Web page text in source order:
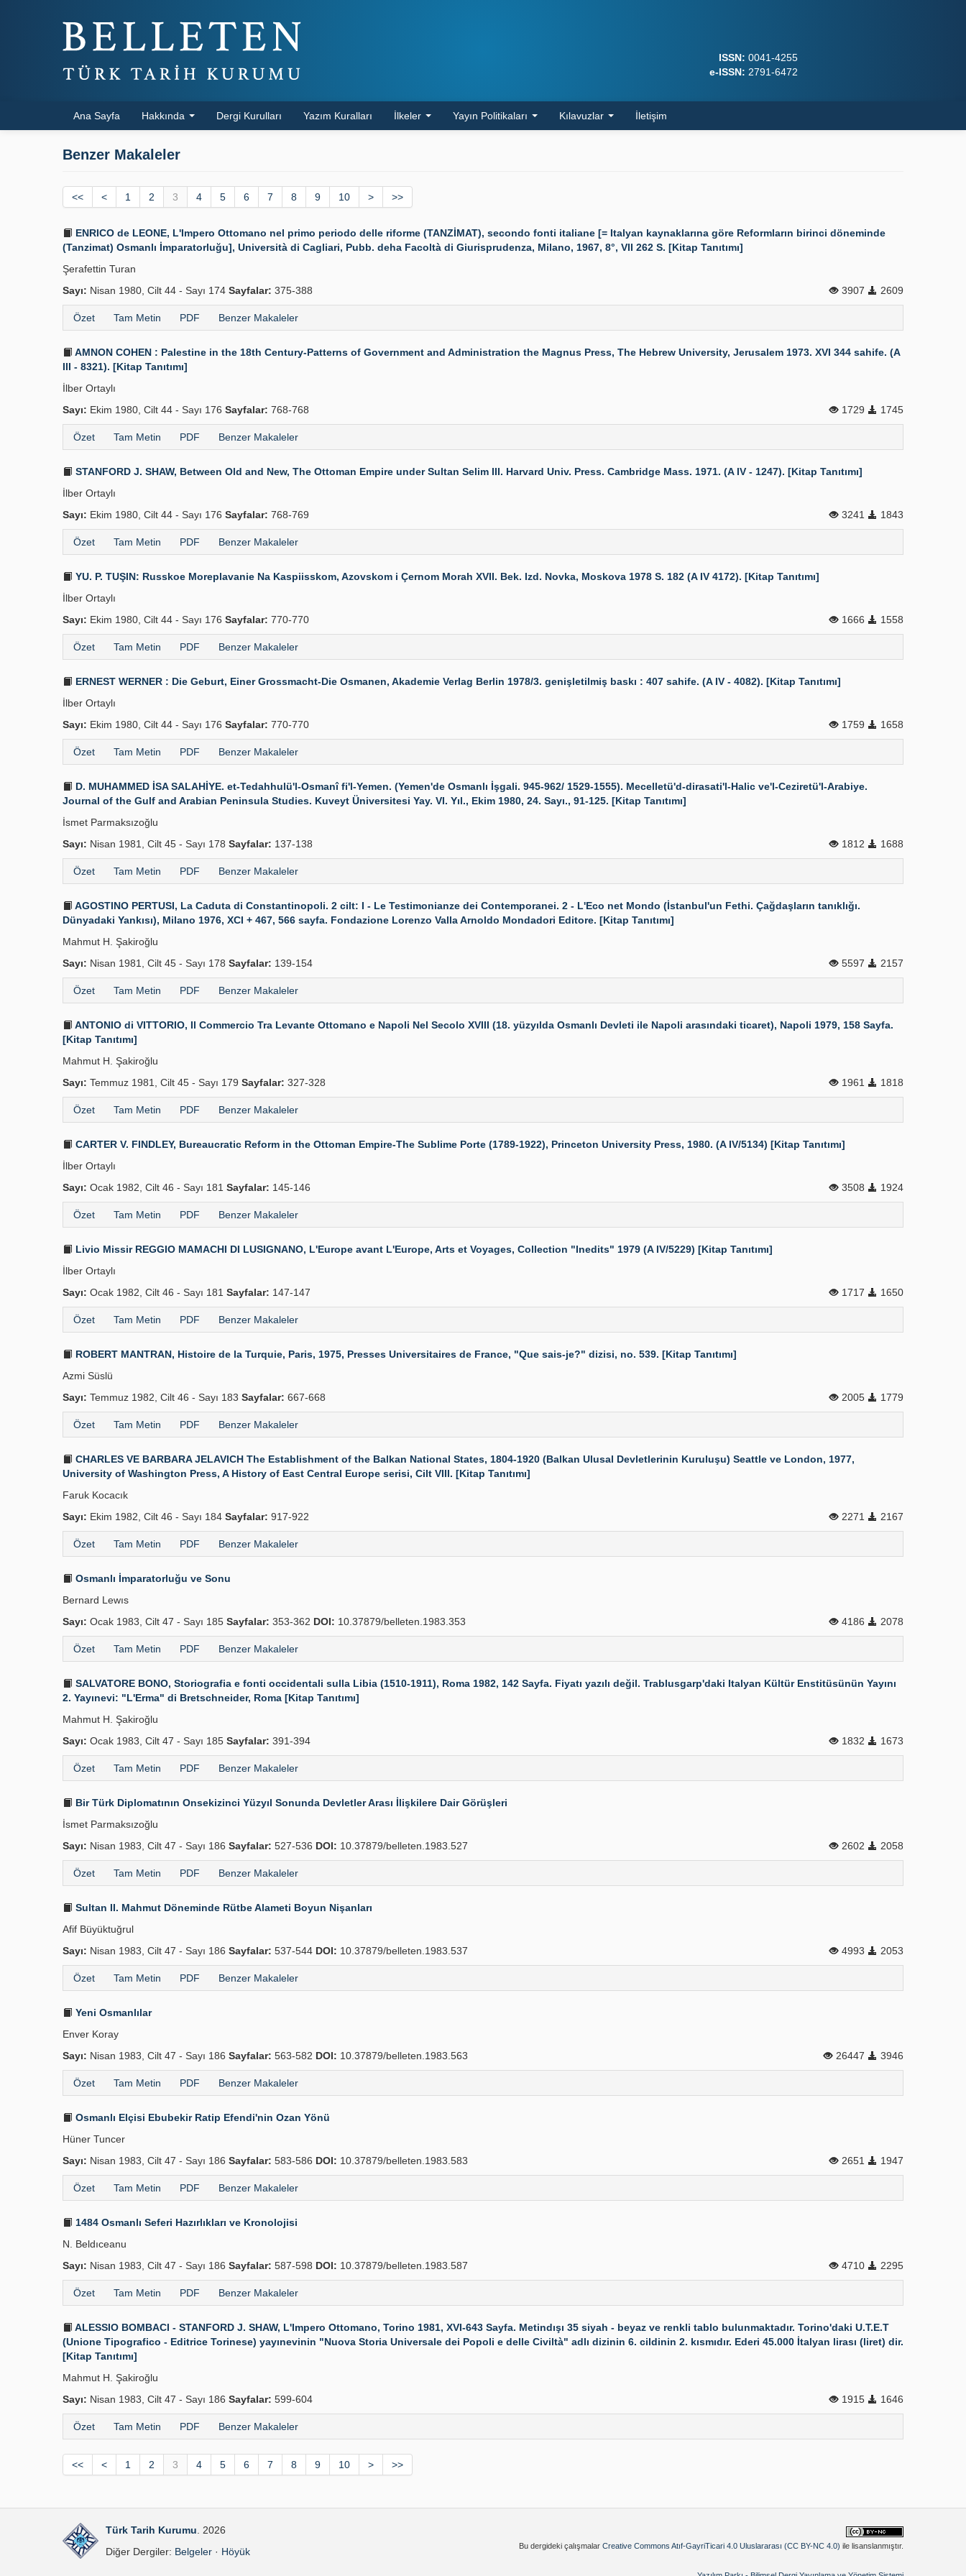
ISSN: 0041-4255
e-ISSN: 2791-6472
Ana Sayfa Hakkında Dergi Kurulları Yazım Kuralları İlkeler Yayın Politikaları Kılavuzlar İletişim
Benzer Makaleler
<< < 1 2 3 4 5 6 7 8 9 10 > >>
ENRICO de LEONE, L'Impero Ottomano nel primo periodo delle riforme (TANZİMAT), secondo fonti italiane [= Italyan kaynaklarına göre Reformların birinci döneminde
(Tanzimat) Osmanlı İmparatorluğu], Università di Cagliari, Pubb. deha Facoltà di Giurisprudenza, Milano, 1967, 8°, VII 262 S. [Kitap Tanıtımı]
Şerafettin Turan
Sayı: Nisan 1980, Cilt 44 - Sayı 174 Sayfalar: 375-388 3907 2609
Özet Tam Metin PDF Benzer Makaleler
AMNON COHEN : Palestine in the 18th Century-Patterns of Government and Administration the Magnus Press, The Hebrew University, Jerusalem 1973. XVI 344 sahife. (A
III - 8321). [Kitap Tanıtımı]
İlber Ortaylı
Sayı: Ekim 1980, Cilt 44 - Sayı 176 Sayfalar: 768-768 1729 1745
Özet Tam Metin PDF Benzer Makaleler
STANFORD J. SHAW, Between Old and New, The Ottoman Empire under Sultan Selim III. Harvard Univ. Press. Cambridge Mass. 1971. (A IV - 1247). [Kitap Tanıtımı]
İlber Ortaylı
Sayı: Ekim 1980, Cilt 44 - Sayı 176 Sayfalar: 768-769 3241 1843
Özet Tam Metin PDF Benzer Makaleler
YU. P. TUŞIN: Russkoe Moreplavanie Na Kaspiisskom, Azovskom i Çernom Morah XVII. Bek. Izd. Novka, Moskova 1978 S. 182 (A IV 4172). [Kitap Tanıtımı]
İlber Ortaylı
Sayı: Ekim 1980, Cilt 44 - Sayı 176 Sayfalar: 770-770 1666 1558
Özet Tam Metin PDF Benzer Makaleler
ERNEST WERNER : Die Geburt, Einer Grossmacht-Die Osmanen, Akademie Verlag Berlin 1978/3. genişletilmiş baskı : 407 sahife. (A IV - 4082). [Kitap Tanıtımı]
İlber Ortaylı
Sayı: Ekim 1980, Cilt 44 - Sayı 176 Sayfalar: 770-770 1759 1658
Özet Tam Metin PDF Benzer Makaleler
D. MUHAMMED İSA SALAHİYE. et-Tedahhulü'l-Osmanî fi'l-Yemen. (Yemen'de Osmanlı İşgali. 945-962/ 1529-1555). Mecelletü'd-dirasati'l-Halic ve'l-Ceziretü'l-Arabiye.
Journal of the Gulf and Arabian Peninsula Studies. Kuveyt Üniversitesi Yay. VI. Yıl., Ekim 1980, 24. Sayı., 91-125. [Kitap Tanıtımı]
İsmet Parmaksızoğlu
Sayı: Nisan 1981, Cilt 45 - Sayı 178 Sayfalar: 137-138 1812 1688
Özet Tam Metin PDF Benzer Makaleler
AGOSTINO PERTUSI, La Caduta di Constantinopoli. 2 cilt: I - Le Testimonianze dei Contemporanei. 2 - L'Eco net Mondo (İstanbul'un Fethi. Çağdaşların tanıklığı.
Dünyadaki Yankısı), Milano 1976, XCI + 467, 566 sayfa. Fondazione Lorenzo Valla Arnoldo Mondadori Editore. [Kitap Tanıtımı]
Mahmut H. Şakiroğlu
Sayı: Nisan 1981, Cilt 45 - Sayı 178 Sayfalar: 139-154 5597 2157
Özet Tam Metin PDF Benzer Makaleler
ANTONIO di VITTORIO, Il Commercio Tra Levante Ottomano e Napoli Nel Secolo XVIII (18. yüzyılda Osmanlı Devleti ile Napoli arasındaki ticaret), Napoli 1979, 158 Sayfa.
[Kitap Tanıtımı]
Mahmut H. Şakiroğlu
Sayı: Temmuz 1981, Cilt 45 - Sayı 179 Sayfalar: 327-328 1961 1818
Özet Tam Metin PDF Benzer Makaleler
CARTER V. FINDLEY, Bureaucratic Reform in the Ottoman Empire-The Sublime Porte (1789-1922), Princeton University Press, 1980. (A IV/5134) [Kitap Tanıtımı]
İlber Ortaylı
Sayı: Ocak 1982, Cilt 46 - Sayı 181 Sayfalar: 145-146 3508 1924
Özet Tam Metin PDF Benzer Makaleler
Livio Missir REGGIO MAMACHI DI LUSIGNANO, L'Europe avant L'Europe, Arts et Voyages, Collection "Inedits" 1979 (A IV/5229) [Kitap Tanıtımı]
İlber Ortaylı
Sayı: Ocak 1982, Cilt 46 - Sayı 181 Sayfalar: 147-147 1717 1650
Özet Tam Metin PDF Benzer Makaleler
ROBERT MANTRAN, Histoire de la Turquie, Paris, 1975, Presses Universitaires de France, "Que sais-je?" dizisi, no. 539. [Kitap Tanıtımı]
Azmi Süslü
Sayı: Temmuz 1982, Cilt 46 - Sayı 183 Sayfalar: 667-668 2005 1779
Özet Tam Metin PDF Benzer Makaleler
CHARLES VE BARBARA JELAVICH The Establishment of the Balkan National States, 1804-1920 (Balkan Ulusal Devletlerinin Kuruluşu) Seattle ve London, 1977,
University of Washington Press, A History of East Central Europe serisi, Cilt VIII. [Kitap Tanıtımı]
Faruk Kocacık
Sayı: Ekim 1982, Cilt 46 - Sayı 184 Sayfalar: 917-922 2271 2167
Özet Tam Metin PDF Benzer Makaleler
Osmanlı İmparatorluğu ve Sonu
Bernard Lewıs
Sayı: Ocak 1983, Cilt 47 - Sayı 185 Sayfalar: 353-362 DOI: 10.37879/belleten.1983.353 4186 2078
Özet Tam Metin PDF Benzer Makaleler
SALVATORE BONO, Storiografia e fonti occidentali sulla Libia (1510-1911), Roma 1982, 142 Sayfa. Fiyatı yazılı değil. Trablusgarp'daki Italyan Kültür Enstitüsünün Yayını
2. Yayınevi: "L'Erma" di Bretschneider, Roma [Kitap Tanıtımı]
Mahmut H. Şakiroğlu
Sayı: Ocak 1983, Cilt 47 - Sayı 185 Sayfalar: 391-394 1832 1673
Özet Tam Metin PDF Benzer Makaleler
Bir Türk Diplomatının Onsekizinci Yüzyıl Sonunda Devletler Arası İlişkilere Dair Görüşleri
İsmet Parmaksızoğlu
Sayı: Nisan 1983, Cilt 47 - Sayı 186 Sayfalar: 527-536 DOI: 10.37879/belleten.1983.527 2602 2058
Özet Tam Metin PDF Benzer Makaleler
Sultan II. Mahmut Döneminde Rütbe Alameti Boyun Nişanları
Afif Büyüktuğrul
Sayı: Nisan 1983, Cilt 47 - Sayı 186 Sayfalar: 537-544 DOI: 10.37879/belleten.1983.537 4993 2053
Özet Tam Metin PDF Benzer Makaleler
Yeni Osmanlılar
Enver Koray
Sayı: Nisan 1983, Cilt 47 - Sayı 186 Sayfalar: 563-582 DOI: 10.37879/belleten.1983.563 26447 3946
Özet Tam Metin PDF Benzer Makaleler
Osmanlı Elçisi Ebubekir Ratip Efendi'nin Ozan Yönü
Hüner Tuncer
Sayı: Nisan 1983, Cilt 47 - Sayı 186 Sayfalar: 583-586 DOI: 10.37879/belleten.1983.583 2651 1947
Özet Tam Metin PDF Benzer Makaleler
1484 Osmanlı Seferi Hazırlıkları ve Kronolojisi
N. Beldıceanu
Sayı: Nisan 1983, Cilt 47 - Sayı 186 Sayfalar: 587-598 DOI: 10.37879/belleten.1983.587 4710 2295
Özet Tam Metin PDF Benzer Makaleler
ALESSIO BOMBACI - STANFORD J. SHAW, L'Impero Ottomano, Torino 1981, XVI-643 Sayfa. Metindışı 35 siyah - beyaz ve renkli tablo bulunmaktadır. Torino'daki U.T.E.T
(Unione Tipografico - Editrice Torinese) yayınevinin "Nuova Storia Universale dei Popoli e delle Civiltà" adlı dizinin 6. cildinin 2. kısmıdır. Ederi 45.000 İtalyan lirası (liret) dir.
[Kitap Tanıtımı]
Mahmut H. Şakiroğlu
Sayı: Nisan 1983, Cilt 47 - Sayı 186 Sayfalar: 599-604 1915 1646
Özet Tam Metin PDF Benzer Makaleler
<< < 1 2 3 4 5 6 7 8 9 10 > >>
Türk Tarih Kurumu . 2026
Diğer Dergiler: Belgeler · Höyük Bu dergideki çalışmalar Creative Commons Atıf-GayriTicari 4.0 Uluslararası (CC BY-NC 4.0) ile lisanslanmıştır.